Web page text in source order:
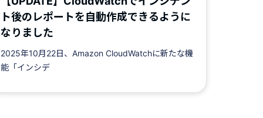
ト後のレポートを自動作成できるように
なりました
2025年10月22日、Amazon CloudWatchに新たな機
能「インシデ